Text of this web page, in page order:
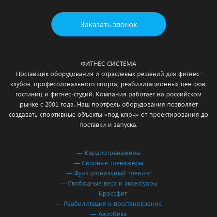
Заказать звонок
ФИТНЕС СИСТЕМА
Поставщик оборудования и отраслевых решений для фитнес-
клубов, профессионального спорта, реабилитационных центров,
гостиниц и фитнес-студий. Компания работает на российском
рынке с 2001 года. Наш портфель оборудования позволяет
создавать спортивные объекты «под ключ» от проектирования до
поставки и запуска.
— Кардиотренажёры
— Силовые тренажёры
— Функциональный тренинг
— Свободные веса и аксессуары
— Кроссфит
— Реабилитация и восстановление
— Аэробика